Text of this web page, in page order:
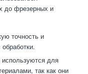
до фрезерных и
точность и
для
так как они